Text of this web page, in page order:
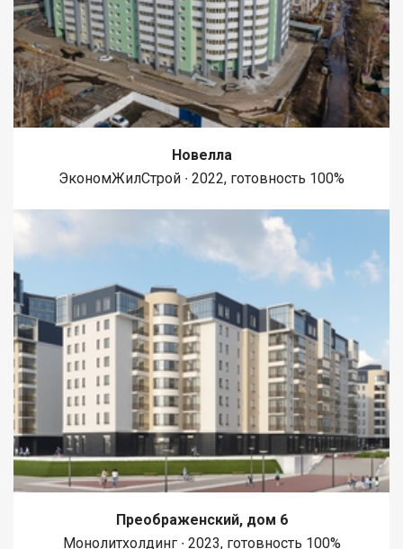
Новелла
ЭкономЖилСтрой ∙ 2022, готовность 100%
Преображенский, дом 6
Монолитхолдинг ∙ 2023, готовность 100%